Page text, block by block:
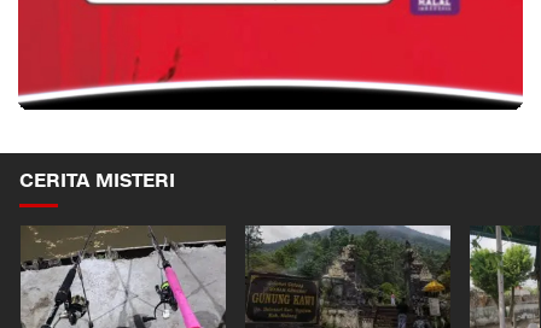
CERITA MISTERI